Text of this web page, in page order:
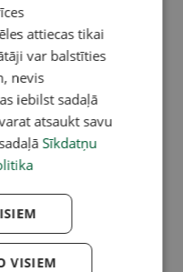
attiecas tikai
var balstīties
nevis
iebilst sadaļā
atsaukt savu
Sīkdatņu
VISIEM